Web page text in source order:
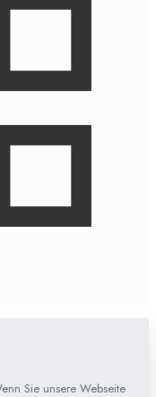
Sie unsere Webseite